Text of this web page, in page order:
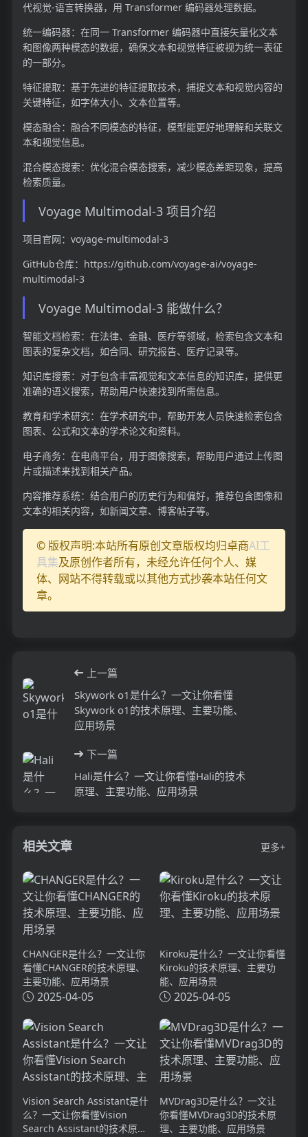
代视觉-语言转换器，用 Transformer 编码器处理数据。
统一编码器：在同一 Transformer 编码器中直接矢量化文本
和图像两种模态的数据，确保文本和视觉特征被视为统一表征
的一部分。
特征提取：基于先进的特征提取技术，捕捉文本和视觉内容的
关键特征，如字体大小、文本位置等。
模态融合：融合不同模态的特征，模型能更好地理解和关联文
本和视觉信息。
混合模态搜索：优化混合模态搜索，减少模态差距现象，提高
检索质量。
Voyage Multimodal-3 项目介绍
项目官网：voyage-multimodal-3
GitHub仓库：https://github.com/voyage-ai/voyage-
multimodal-3
Voyage Multimodal-3 能做什么？
智能文档检索：在法律、金融、医疗等领域，检索包含文本和
图表的复杂文档，如合同、研究报告、医疗记录等。
知识库搜索：对于包含丰富视觉和文本信息的知识库，提供更
准确的语义搜索，帮助用户快速找到所需信息。
教育和学术研究：在学术研究中，帮助开发人员快速检索包含
图表、公式和文本的学术论文和资料。
电子商务：在电商平台，用于图像搜索，帮助用户通过上传图
片或描述来找到相关产品。
内容推荐系统：结合用户的历史行为和偏好，推荐包含图像和
文本的相关内容，如新闻文章、博客帖子等。
© 版权声明:本站所有原创文章版权均归卓商AI工
具集及原创作者所有，未经允许任何个人、媒
体、网站不得转载或以其他方式抄袭本站任何文
章。
上一篇
Skywork o1是什么？一文让你看懂
Skywork o1的技术原理、主要功能、
应用场景
下一篇
Hali是什么？一文让你看懂Hali的技术
原理、主要功能、应用场景
相关文章 更多+
CHANGER是什么？一文让你
看懂CHANGER的技术原理、
主要功能、应用场景
2025-04-05
Kiroku是什么？一文让你看懂
Kiroku的技术原理、主要功
能、应用场景
2025-04-05
Vision Search Assistant是什
么？一文让你看懂Vision
Search Assistant的技术原
MVDrag3D是什么？一文让
你看懂MVDrag3D的技术原
理、主要功能、应用场景